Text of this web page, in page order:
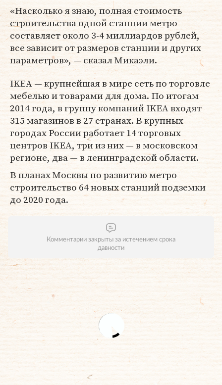
«Насколько я знаю, полная стоимость
строительства одной станции метро
составляет около 3-4 миллиардов рублей,
все зависит от размеров станции и других
параметров», — сказал Микаэли.
IKEA — крупнейшая в мире сеть по торговле
мебелью и товарами для дома. По итогам
2014 года, в группу компаний IKEA входят
315 магазинов в 27 странах. В крупных
городах России работает 14 торговых
центров IKEA, три из них — в московском
регионе, два — в ленинградской области.
В планах Москвы по развитию метро
строительство 64 новых станций подземки
до 2020 года.
Комментарии закрыты за истечением срока
давности